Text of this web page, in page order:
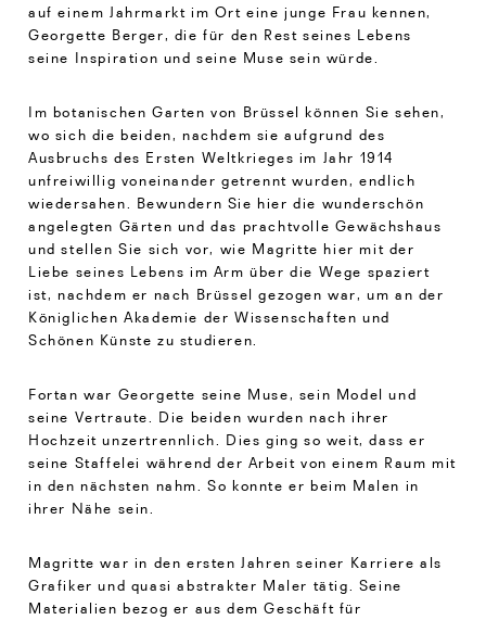
auf einem Jahrmarkt im Ort eine junge Frau kennen,
Georgette Berger, die für den Rest seines Lebens
seine Inspiration und seine Muse sein würde.
Im botanischen Garten von Brüssel können Sie sehen,
wo sich die beiden, nachdem sie aufgrund des
Ausbruchs des Ersten Weltkrieges im Jahr 1914
unfreiwillig voneinander getrennt wurden, endlich
wiedersahen. Bewundern Sie hier die wunderschön
angelegten Gärten und das prachtvolle Gewächshaus
und stellen Sie sich vor, wie Magritte hier mit der
Liebe seines Lebens im Arm über die Wege spaziert
ist, nachdem er nach Brüssel gezogen war, um an der
Königlichen Akademie der Wissenschaften und
Schönen Künste zu studieren.
Fortan war Georgette seine Muse, sein Model und
seine Vertraute. Die beiden wurden nach ihrer
Hochzeit unzertrennlich. Dies ging so weit, dass er
seine Staffelei während der Arbeit von einem Raum mit
in den nächsten nahm. So konnte er beim Malen in
ihrer Nähe sein.
Magritte war in den ersten Jahren seiner Karriere als
Grafiker und quasi abstrakter Maler tätig. Seine
Materialien bezog er aus dem Geschäft für